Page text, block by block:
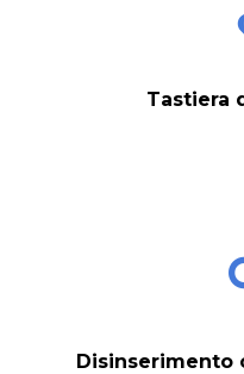
Tastiera
Disinserimento